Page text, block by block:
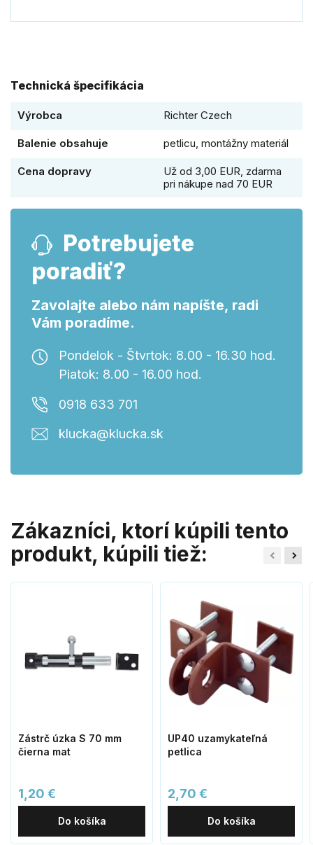
Technická špecifikácia
Výrobca Richter Czech
Balenie obsahuje petlicu, montážny materiál
Cena dopravy
Už od 3,00 EUR, zdarma
pri nákupe nad 70 EUR
Potrebujete
poradiť?
Zavolajte alebo nám napíšte, radi
Vám poradíme.
Pondelok - Štvrtok: 8.00 - 16.30 hod.
Piatok: 8.00 - 16.00 hod.
0918 633 701
klucka@klucka.sk
Zákazníci, ktorí kúpili tento
produkt, kúpili tiež:
Zástrč úzka S 70 mm
čierna mat
1,20 €
Do košíka
UP40 uzamykateľná
petlica
2,70 €
Do košíka